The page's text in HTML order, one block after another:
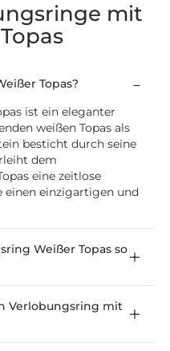
mit
Topas?
ist ein eleganter
weißen Topas als
besticht durch seine
dem
eine zeitlose
einen einzigartigen und
Weißer Topas so
Verlobungsring mit